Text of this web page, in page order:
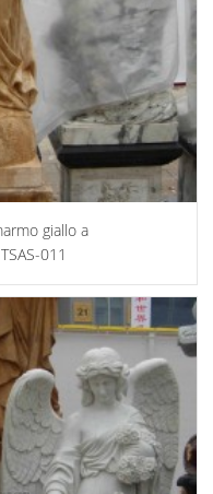
giallo a
011